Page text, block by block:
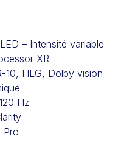
– Intensité variable
XR
10, HLG, Dolby vision
Hz
Pro